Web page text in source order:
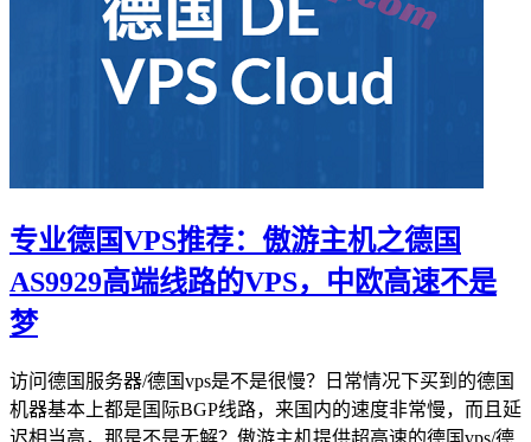
专业德国VPS推荐：傲游主机之德国
AS9929高端线路的VPS，中欧高速不是
梦
访问德国服务器/德国vps是不是很慢？日常情况下买到的德国
机器基本上都是国际BGP线路，来国内的速度非常慢，而且延
迟相当高，那是不是无解？傲游主机提供超高速的德国vps/德